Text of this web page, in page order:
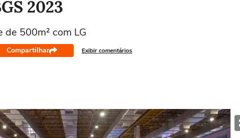
2023
500m² com LG
Compartilhar Exibir comentários